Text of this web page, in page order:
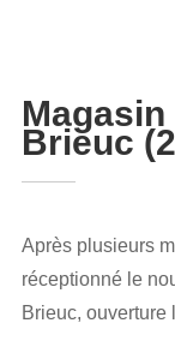
Brieuc
Après plusieurs
réceptionné le
Brieuc, ouverture